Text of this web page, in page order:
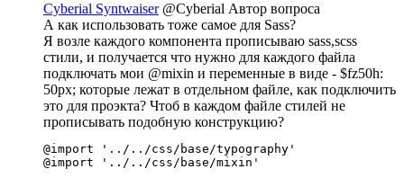
Cyberial Syntwaiser @Cyberial Автор вопроса
А как использовать тоже самое для Sass?
Я возле каждого компонента прописываю sass,scss
стили, и получается что нужно для каждого файла
подключать мои @mixin и переменные в виде - $fz50h:
50px; которые лежат в отдельном файле, как подключить
это для проэкта? Чтоб в каждом файле стилей не
прописывать подобную конструкцию?
@import '../../css/base/typography'
@import '../../css/base/mixin'